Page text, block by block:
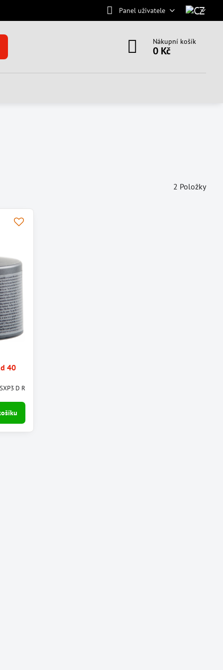
Panel uživatele
Nákupní košík
0 Kč
2 Položky
40
D R